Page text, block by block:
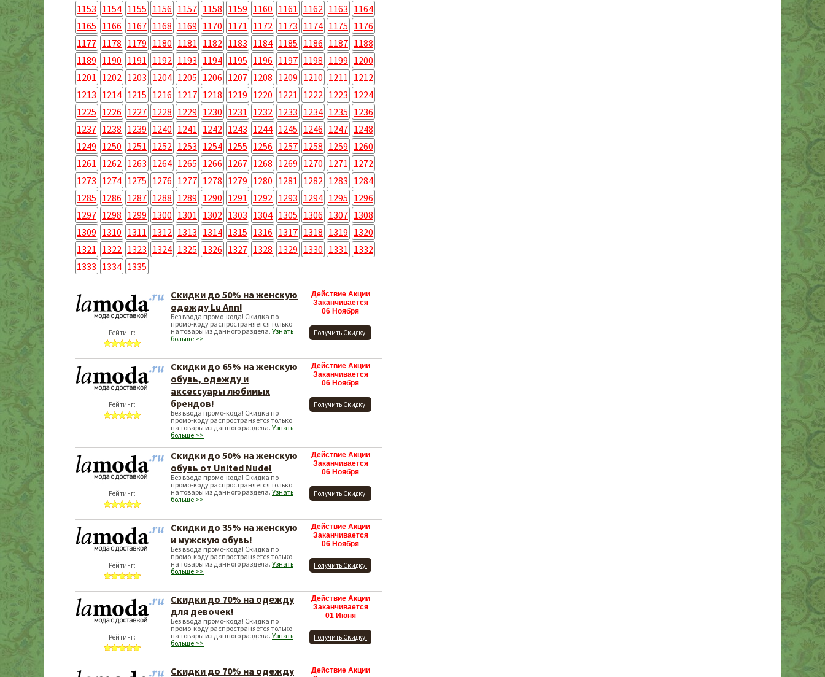
1153 1154 1155 1156 1157 1158 1159 1160 1161 1162 1163 1164
1165 1166 1167 1168 1169 1170 1171 1172 1173 1174 1175 1176
1177 1178 1179 1180 1181 1182 1183 1184 1185 1186 1187 1188
1189 1190 1191 1192 1193 1194 1195 1196 1197 1198 1199 1200
1201 1202 1203 1204 1205 1206 1207 1208 1209 1210 1211 1212
1213 1214 1215 1216 1217 1218 1219 1220 1221 1222 1223 1224
1225 1226 1227 1228 1229 1230 1231 1232 1233 1234 1235 1236
1237 1238 1239 1240 1241 1242 1243 1244 1245 1246 1247 1248
1249 1250 1251 1252 1253 1254 1255 1256 1257 1258 1259 1260
1261 1262 1263 1264 1265 1266 1267 1268 1269 1270 1271 1272
1273 1274 1275 1276 1277 1278 1279 1280 1281 1282 1283 1284
1285 1286 1287 1288 1289 1290 1291 1292 1293 1294 1295 1296
1297 1298 1299 1300 1301 1302 1303 1304 1305 1306 1307 1308
1309 1310 1311 1312 1313 1314 1315 1316 1317 1318 1319 1320
1321 1322 1323 1324 1325 1326 1327 1328 1329 1330 1331 1332
1333 1334 1335
Рейтинг:
Скидки до 50% на женскую
одежду Lu Ann!
Без ввода промо-кода! Скидка по
промо-коду распространяется только
на товары из данного раздела. Узнать
больше >>
Действие Акции
Заканчивается
06 Ноября
Получить Скидку!
Рейтинг:
Скидки до 65% на женскую
обувь, одежду и
аксессуары любимых
брендов!
Без ввода промо-кода! Скидка по
промо-коду распространяется только
на товары из данного раздела. Узнать
больше >>
Действие Акции
Заканчивается
06 Ноября
Получить Скидку!
Рейтинг:
Скидки до 50% на женскую
обувь от United Nude!
Без ввода промо-кода! Скидка по
промо-коду распространяется только
на товары из данного раздела. Узнать
больше >>
Действие Акции
Заканчивается
06 Ноября
Получить Скидку!
Рейтинг:
Скидки до 35% на женскую
и мужскую обувь!
Без ввода промо-кода! Скидка по
промо-коду распространяется только
на товары из данного раздела. Узнать
больше >>
Действие Акции
Заканчивается
06 Ноября
Получить Скидку!
Рейтинг:
Скидки до 70% на одежду
для девочек!
Без ввода промо-кода! Скидка по
промо-коду распространяется только
на товары из данного раздела. Узнать
больше >>
Действие Акции
Заканчивается
01 Июня
Получить Скидку!
Скидки до 70% на одежду
Действие Акции